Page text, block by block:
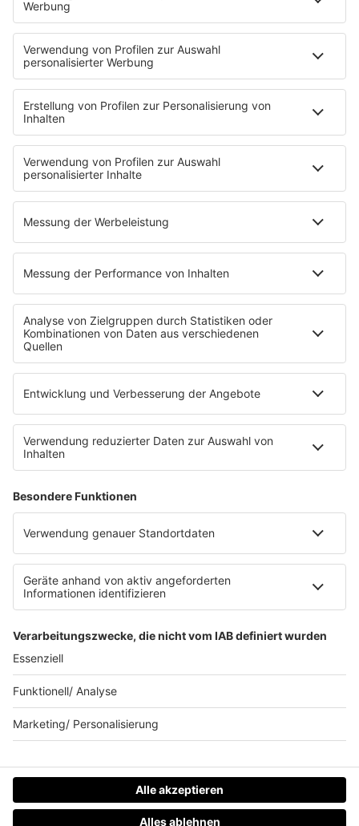
Mit den Waffeln einer Frau
Frühstück bei Barbara
Brave & One
NotAufnahme
"Bewerbung und Karriere"
Aber bitte mit Schlager
Erdbeerkäse
Fitness mit M.A.R.K
Glück in Worten
Todesursache
Niemand muss ein Promi sein
PROGRAMM
Mit den Waffeln einer Frau
SERVICE
Empfang
barba radio App
Impressum
Datenschutz Facebook & Instagram
Datenschutzeinstellungen
Clubbedingungen
Werbung schalten
Waffel-Werbepartner
80s80s.de
90s90s.de
Schlagerplanetradio.com
1deutsch.de
WEIHNACHTSMUSIK.FM
© barba radio. Ein Baby von Barbara Schöneberger und
REGIOCAST.